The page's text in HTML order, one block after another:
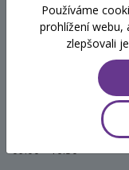
šablony
Kurz
rozvoje
09:00 - 16:30
Používáme
prohlížení webu,
zlepšovali